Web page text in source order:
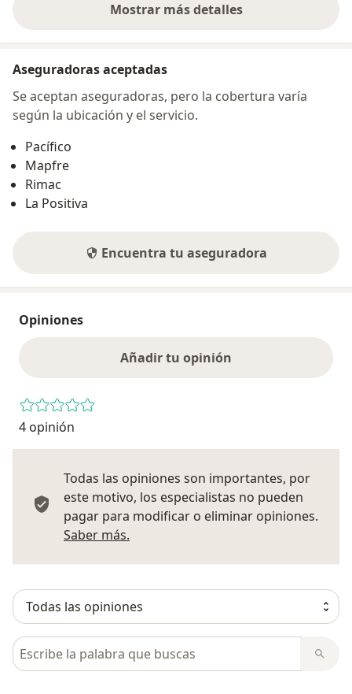
Mostrar más detalles
sobre la dirección
Aseguradoras aceptadas
Se aceptan aseguradoras, pero la cobertura varía
según la ubicación y el servicio.
Pacífico
Mapfre
Rimac
La Positiva
Encuentra tu aseguradora
Opiniones
Añadir tu opinión
4 opinión
Todas las opiniones son importantes, por
este motivo, los especialistas no pueden
pagar para modificar o eliminar opiniones.
Saber más.
Busca en opiniones